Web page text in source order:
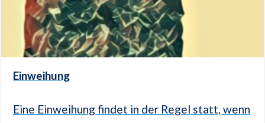
Einweihung
Eine Einweihung findet in der Regel statt, wenn